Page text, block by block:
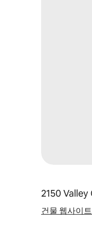
2150
건물 웹사이